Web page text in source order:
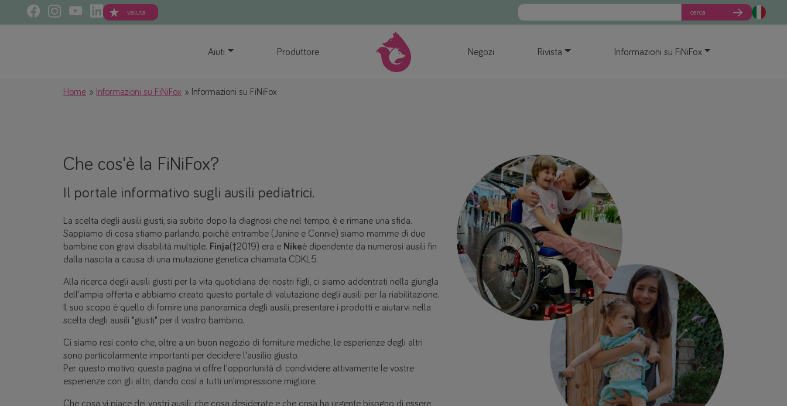
valuta cerca
Aiuti Produttore Negozi Rivista Informazioni su FiNiFox
Home Informazioni su FiNiFox Informazioni su FiNiFox
Che cos'è la FiNiFox?
Il portale informativo sugli ausili pediatrici.
La scelta degli ausili giusti, sia subito dopo la diagnosi che nel tempo, è e rimane una sfida.
Sappiamo di cosa stiamo parlando, poiché entrambe (Janine e Connie) siamo mamme di due
bambine con gravi disabilità multiple. Finja(†2019) era e Nikeè dipendente da numerosi ausili fin
dalla nascita a causa di una mutazione genetica chiamata CDKL5.
Alla ricerca degli ausili giusti per la vita quotidiana dei nostri figli, ci siamo addentrati nella giungla
dell'ampia offerta e abbiamo creato questo portale di valutazione degli ausili per la riabilitazione.
Il suo scopo è quello di fornire una panoramica degli ausili, presentare i prodotti e aiutarvi nella
scelta degli ausili "giusti" per il vostro bambino.
Ci siamo resi conto che, oltre a un buon negozio di forniture mediche, le esperienze degli altri
sono particolarmente importanti per decidere l'ausilio giusto.
Per questo motivo, questa pagina vi offre l'opportunità di condividere attivamente le vostre
esperienze con gli altri, dando così a tutti un'impressione migliore.
Che cosa vi piace dei vostri ausili, che cosa desiderate e che cosa ha urgente bisogno di essere